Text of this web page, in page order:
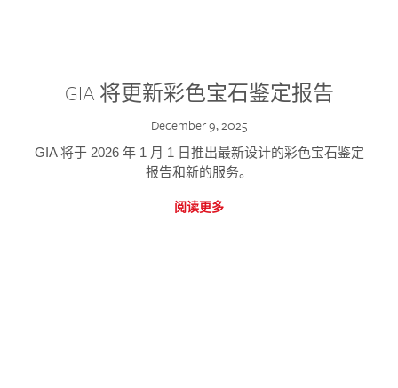
GIA 将更新彩色宝石鉴定报告
December 9, 2025
GIA 将于 2026 年 1 月 1 日推出最新设计的彩色宝石鉴定
报告和新的服务。
阅读更多